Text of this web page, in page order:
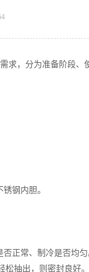
，分为准备阶段、
钢内胆。
正常、制冷是否均匀
抽出，则密封良好。